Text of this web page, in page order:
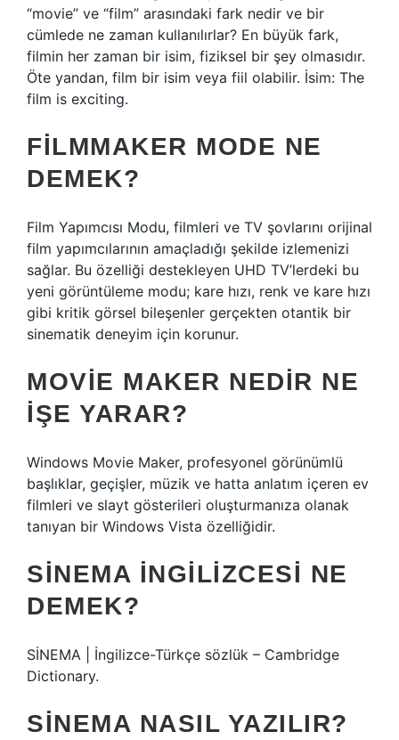
“movie” ve “film” arasındaki fark nedir ve bir
cümlede ne zaman kullanılırlar? En büyük fark,
filmin her zaman bir isim, fiziksel bir şey olmasıdır.
Öte yandan, film bir isim veya fiil olabilir. İsim: The
film is exciting.
FILMMAKER MODE NE
DEMEK?
Film Yapımcısı Modu, filmleri ve TV şovlarını orijinal
film yapımcılarının amaçladığı şekilde izlemenizi
sağlar. Bu özelliği destekleyen UHD TV’lerdeki bu
yeni görüntüleme modu; kare hızı, renk ve kare hızı
gibi kritik görsel bileşenler gerçekten otantik bir
sinematik deneyim için korunur.
MOVIE MAKER NEDIR NE
IŞE YARAR?
Windows Movie Maker, profesyonel görünümlü
başlıklar, geçişler, müzik ve hatta anlatım içeren ev
filmleri ve slayt gösterileri oluşturmanıza olanak
tanıyan bir Windows Vista özelliğidir.
SINEMA INGILIZCESI NE
DEMEK?
SİNEMA | İngilizce-Türkçe sözlük – Cambridge
Dictionary.
SINEMA NASIL YAZILIR?